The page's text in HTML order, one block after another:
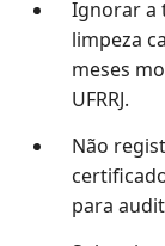
Ignorar a
limpeza
meses
UFRRJ.
Não
para